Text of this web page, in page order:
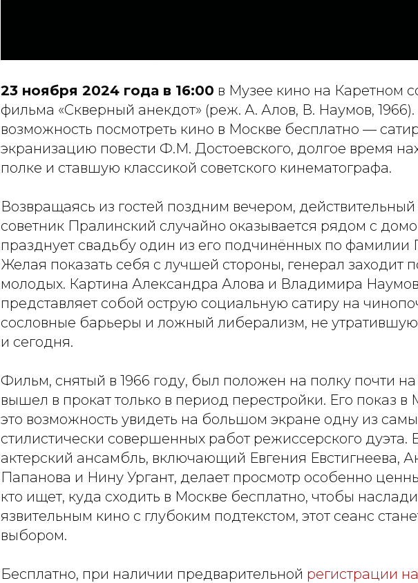
23 ноября 2024 года в 16:00 в Музее кино на Каретном
фильма «Скверный анекдот» (реж. А. Алов, В. Наумов, 1966).
возможность посмотреть кино в Москве бесплатно —
экранизацию повести Ф.М. Достоевского, долгое время
полке и ставшую классикой советского кинематографа.
Возвращаясь из гостей поздним вечером, действительный
советник Пралинский случайно оказывается рядом с
празднует свадьбу один из его подчинённых по фамилии
Желая показать себя с лучшей стороны, генерал заходит
молодых. Картина Александра Алова и Владимира
представляет собой острую социальную сатиру на
сословные барьеры и ложный либерализм, не утратившую
и сегодня.
Фильм, снятый в 1966 году, был положен на полку почти
вышел в прокат только в период перестройки. Его показ
это возможность увидеть на большом экране одну из
стилистически совершенных работ режиссерского дуэта.
актерский ансамбль, включающий Евгения Евстигнеева,
Папанова и Нину Ургант, делает просмотр особенно
кто ищет, куда сходить в Москве бесплатно, чтобы
язвительным кино с глубоким подтекстом, этот сеанс
выбором.
Бесплатно, при наличии предварительной регистрации